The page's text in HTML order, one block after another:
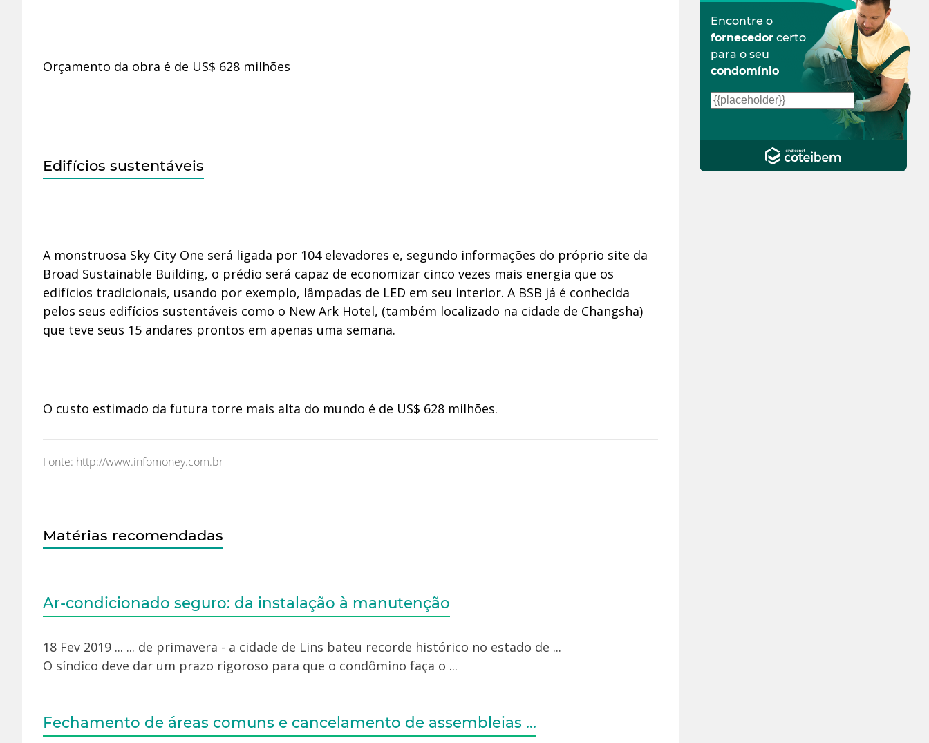
Orçamento da obra é de US$ 628 milhões
Edifícios sustentáveis
A monstruosa Sky City One será ligada por 104 elevadores e, segundo informações do próprio site da
Broad Sustainable Building, o prédio será capaz de economizar cinco vezes mais energia que os
edifícios tradicionais, usando por exemplo, lâmpadas de LED em seu interior. A BSB já é conhecida
pelos seus edifícios sustentáveis como o New Ark Hotel, (também localizado na cidade de Changsha)
que teve seus 15 andares prontos em apenas uma semana.
O custo estimado da futura torre mais alta do mundo é de US$ 628 milhões.
Fonte: http://www.infomoney.com.br
Matérias recomendadas
Ar-condicionado seguro: da instalação à manutenção
18 Fev 2019 ... ... de primavera - a cidade de Lins bateu recorde histórico no estado de ...
O síndico deve dar um prazo rigoroso para que o condômino faça o ...
Fechamento de áreas comuns e cancelamento de assembleias ...
Encontre o
fornecedor certo
para o seu
condomínio